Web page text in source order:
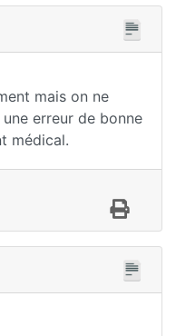
mais on ne
erreur de bonne
médical.